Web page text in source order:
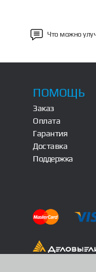
Что можно
ПОМОЩЬ
Заказ
Оплата
Гарантия
Доставка
Поддержка